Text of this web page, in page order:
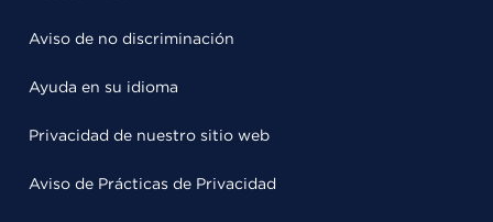
Aviso de no discriminación
Ayuda en su idioma
Privacidad de nuestro sitio web
Aviso de Prácticas de Privacidad